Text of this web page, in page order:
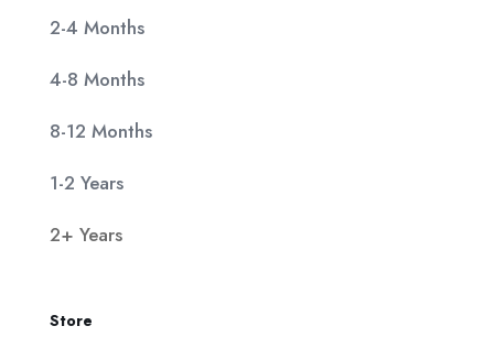
2-4 Months
4-8 Months
8-12 Months
1-2 Years
2+ Years
Store